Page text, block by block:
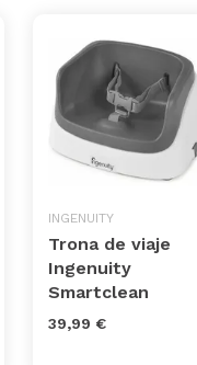
INGENUITY
Trona de viaje
Ingenuity
Smartclean
39,99 €